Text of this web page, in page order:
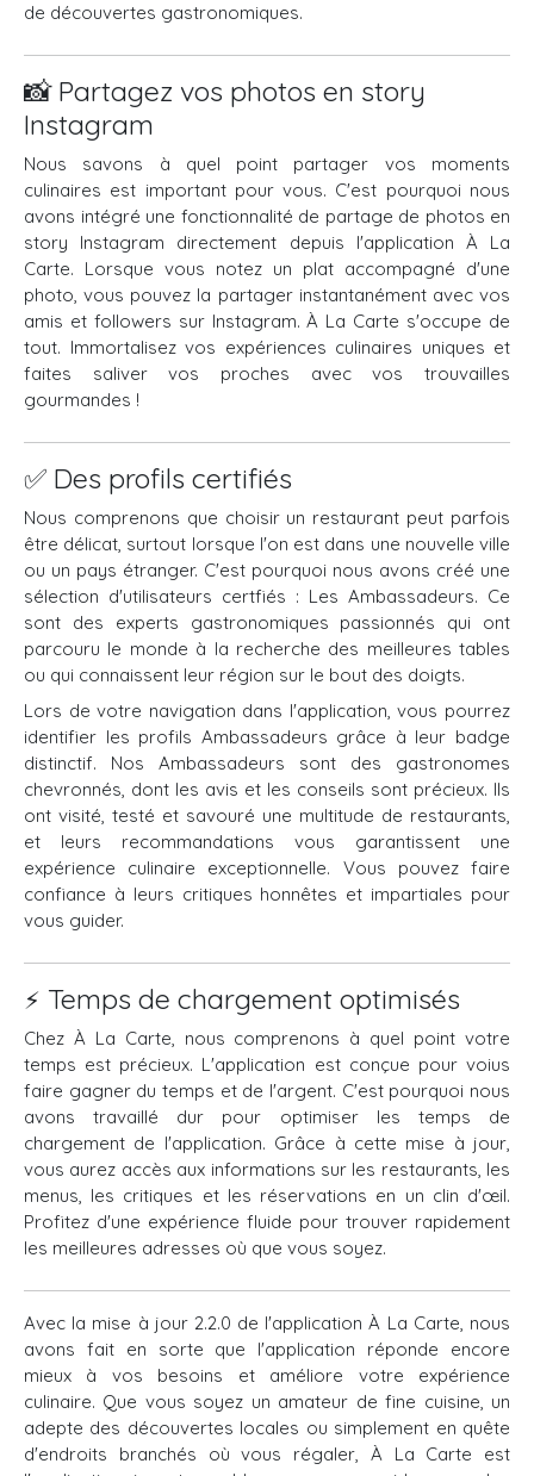
de découvertes gastronomiques.
📸 Partagez vos photos en story
Instagram
Nous savons à quel point partager vos moments
culinaires est important pour vous. C'est pourquoi nous
avons intégré une fonctionnalité de partage de photos en
story Instagram directement depuis l'application À La
Carte. Lorsque vous notez un plat accompagné d'une
photo, vous pouvez la partager instantanément avec vos
amis et followers sur Instagram. À La Carte s'occupe de
tout. Immortalisez vos expériences culinaires uniques et
faites saliver vos proches avec vos trouvailles
gourmandes !
✅ Des profils certifiés
Nous comprenons que choisir un restaurant peut parfois
être délicat, surtout lorsque l'on est dans une nouvelle ville
ou un pays étranger. C'est pourquoi nous avons créé une
sélection d'utilisateurs certfiés : Les Ambassadeurs. Ce
sont des experts gastronomiques passionnés qui ont
parcouru le monde à la recherche des meilleures tables
ou qui connaissent leur région sur le bout des doigts.
Lors de votre navigation dans l'application, vous pourrez
identifier les profils Ambassadeurs grâce à leur badge
distinctif. Nos Ambassadeurs sont des gastronomes
chevronnés, dont les avis et les conseils sont précieux. Ils
ont visité, testé et savouré une multitude de restaurants,
et leurs recommandations vous garantissent une
expérience culinaire exceptionnelle. Vous pouvez faire
confiance à leurs critiques honnêtes et impartiales pour
vous guider.
⚡ Temps de chargement optimisés
Chez À La Carte, nous comprenons à quel point votre
temps est précieux. L'application est conçue pour voius
faire gagner du temps et de l'argent. C'est pourquoi nous
avons travaillé dur pour optimiser les temps de
chargement de l'application. Grâce à cette mise à jour,
vous aurez accès aux informations sur les restaurants, les
menus, les critiques et les réservations en un clin d'œil.
Profitez d'une expérience fluide pour trouver rapidement
les meilleures adresses où que vous soyez.
Avec la mise à jour 2.2.0 de l'application À La Carte, nous
avons fait en sorte que l'application réponde encore
mieux à vos besoins et améliore votre expérience
culinaire. Que vous soyez un amateur de fine cuisine, un
adepte des découvertes locales ou simplement en quête
d'endroits branchés où vous régaler, À La Carte est